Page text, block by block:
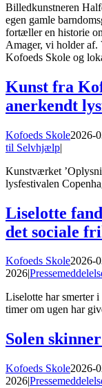
Billedkunstneren
egen gamle
fortæller en historie
Amager, vi holder af.
Kofoeds Skole og
Kunst fra
anerkendt
Kofoeds Skole2026-
til Selvhjælp|
Kunstværket
lysfestivalen
Liselotte
det sociale
Kofoeds Skole2026-
2026|
Liselotte har smerter
timer om ugen har
Solen
Kofoeds Skole2026-
2026|